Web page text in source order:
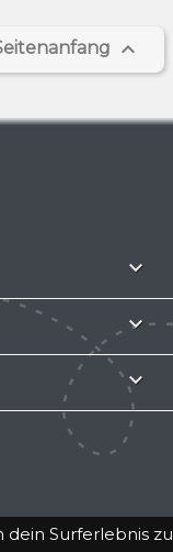
dein Surferlebnis zu



